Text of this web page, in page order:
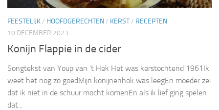
FEESTELIJK/ HOOFDGERECHTEN/ KERST/ RECEPTEN
10 DECEMBER 2023
Konijn Flappie in de cider
Songtekst van Youp van ’t Hek Het was kerstochtend 1961Ik
weet het nog zo goedMijn konijnenhok was leegEn moeder zei
dat ik niet in de schuur mocht komenEn als ik lief ging spelen
dat...